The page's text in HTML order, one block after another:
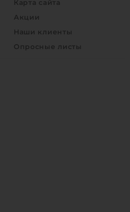
Карта сайта
Акции
Наши клиенты
Опросные листы